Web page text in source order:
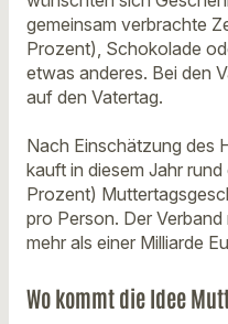
gemeinsam verbrachte
Prozent), Schokolade
etwas anderes. Bei den
auf den Vatertag.
Nach Einschätzung des
kauft in diesem Jahr
Prozent)
pro Person. Der
mehr als einer Milliarde
Wo kommt die Idee